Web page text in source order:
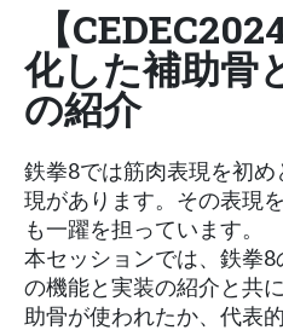
【
化した補助骨
の紹介
鉄拳8では筋肉表現を初
現があります。その表現
も一躍を担っています。
本セッションでは、鉄拳
の機能と実装の紹介と共
助骨が使われたか、代表